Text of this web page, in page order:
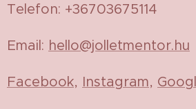
Telefon: +36703675114
Email: hello@jolletmentor.hu
Facebook, Instagram,